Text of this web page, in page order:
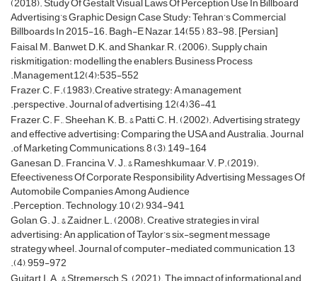
Advertising’s Graphic Design Case Study: Tehran’s Commercial
Billboards In 2015-16. Bagh-E Nazar, 14(55 ), 83-98. [Persian]
Faisal, M., Banwet, D.K. and Shankar, R. (2006). Supply chain
riskmitigation: modelling the enablers, Business Process
Management,12(4):535-552.
Frazer, C. F.(1983).Creative strategy: A management
perspective. Journal of advertising, 12(4),36-41.
Frazer, C. F., Sheehan, K. B., & Patti, C. H. (2002). Advertising strategy
and effective advertising: Comparing the USA and Australia. Journal
of Marketing Communications, 8 (3), 149-164.
Ganesan, D., Francina, V. J., & Rameshkumaar, V. P.(2019).
Efeectiveness Of Corporate Responsibility Advertising Messages Of
Automobile Companies Among Audience
Perception. Technology, 10 (2), 934-941.
Golan, G. J., & Zaidner, L. (2008). Creative strategies in viral
advertising: An application of Taylor’s six-segment message
strategy wheel. Journal of computer-mediated communication, 13
(4), 959-972.